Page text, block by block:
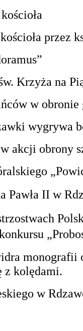
przez
Krzyża na
w
wygrywa
akcji obrony
Pawła II w
monografii
z kolędami.
w